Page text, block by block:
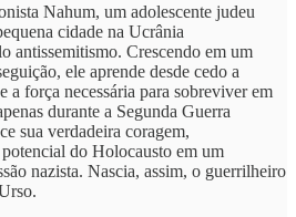
Nahum, um adolescente judeu
cidade na Ucrânia
antissemitismo. Crescendo em um
ele aprende desde cedo a
a força necessária para sobreviver em
durante a Segunda Guerra
sua verdadeira coragem,
do Holocausto em um
nazista. Nascia, assim, o guerrilheiro